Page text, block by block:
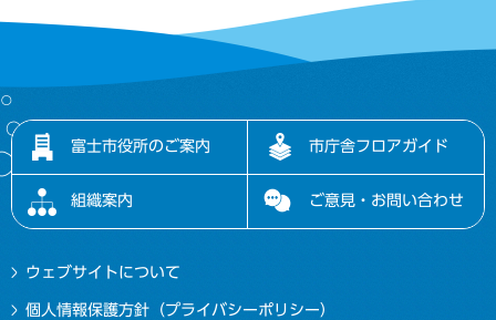
富士市役所のご案内 市庁舎フロアガイド
組織案内 ご意見・お問い合わせ
ウェブサイトについて
個人情報保護方針（プライバシーポリシー）